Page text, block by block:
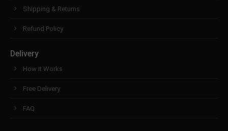
Shipping & Returns
Refund Policy
Delivery
How it Works
Free Delivery
FAQ